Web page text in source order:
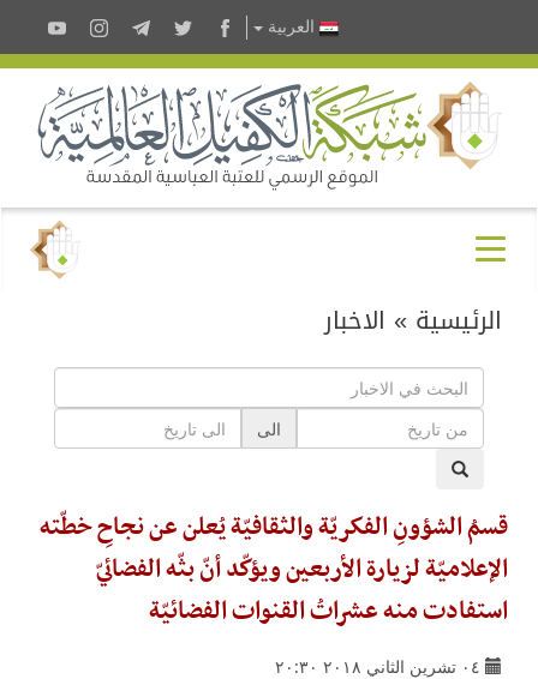
العربية
الرئيسية » الاخبار
الى
قسمُ الشؤونِ الفكريّة والثقافيّة يُعلن عن نجاحِ خطّته
الإعلاميّة لزيارة الأربعين ويؤكّد أنّ بثّه الفضائيّ
استفادت منه عشراتُ القنوات الفضائيّة
٠٤ تشرين الثاني ٢٠١٨ ٢٠:٣٠